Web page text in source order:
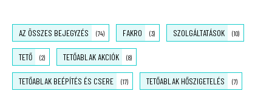
AZ ÖSSZES BEJEGYZÉS (74) FAKRO (3) SZOLGÁLTATÁSOK (10)
TETŐ (2) TETŐABLAK AKCIÓK (8)
TETŐABLAK BEÉPÍTÉS ÉS CSERE (17) TETŐABLAK HŐSZIGETELÉS (7)